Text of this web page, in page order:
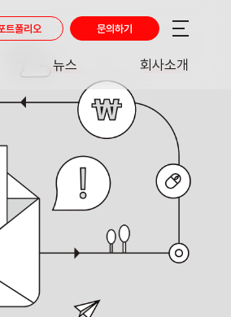
뉴스
NEWS
회사소개
트폴리오 문의하기